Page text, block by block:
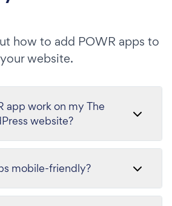
how to add POWR apps to
your website.
app work on my The
website?
mobile-friendly?